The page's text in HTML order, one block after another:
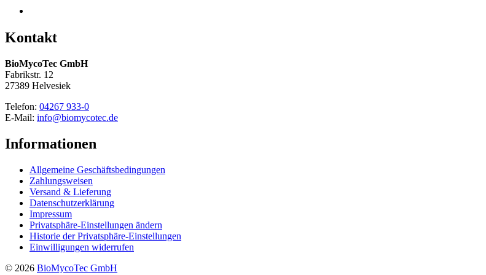
Kontakt
BioMycoTec GmbH
Fabrikstr. 12
27389 Helvesiek
Telefon: 04267 933-0
E-Mail: info@biomycotec.de
Informationen
Allgemeine Geschäftsbedingungen
Zahlungsweisen
Versand & Lieferung
Datenschutzerklärung
Impressum
Privatsphäre-Einstellungen ändern
Historie der Privatsphäre-Einstellungen
Einwilligungen widerrufen
© 2026 BioMycoTec GmbH